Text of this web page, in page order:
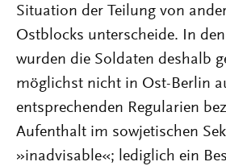
Situation der Teilung von
Ostblocks unterscheide. In
wurden die Soldaten deshalb
möglichst nicht in Ost-Berlin
entsprechenden Regularien
Aufenthalt im sowjetischen
»inadvisable«; lediglich ein